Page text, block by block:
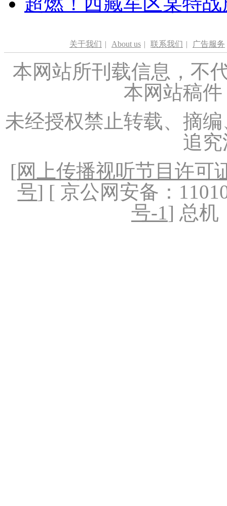
关于我们 | About us | 联系我们 | 广告服务
本网站所刊载信息，不
本网站稿
未经授权禁止转载、摘
追
[网上传播视听节目许可
号] [ 京公网安备：
号-1] 总机